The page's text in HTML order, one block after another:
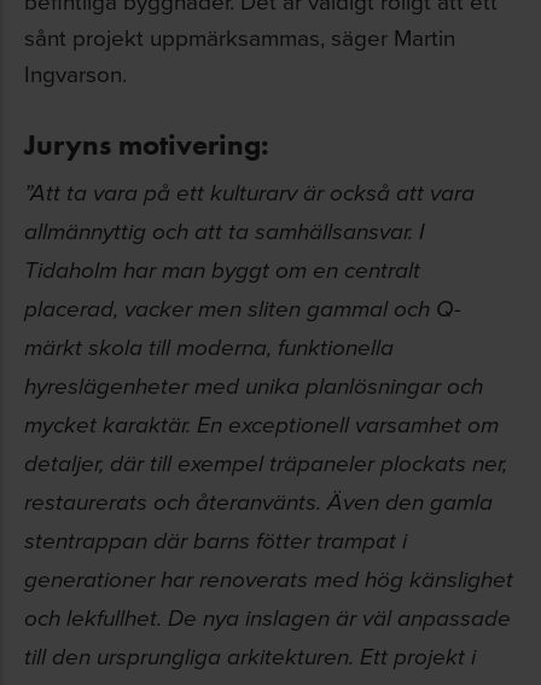
sånt projekt uppmärksammas, säger Martin
Ingvarson.
Juryns motivering:
”Att ta vara på ett kulturarv är också att vara
allmännyttig och att ta samhällsansvar. I
Tidaholm har man byggt om en centralt
placerad, vacker men sliten gammal och Q-
märkt skola till moderna, funktionella
hyreslägenheter med unika planlösningar och
mycket karaktär. En exceptionell varsamhet om
detaljer, där till exempel träpaneler plockats ner,
restaurerats och återanvänts. Även den gamla
stentrappan där barns fötter trampat i
generationer har renoverats med hög känslighet
och lekfullhet. De nya inslagen är väl anpassade
till den ursprungliga arkitekturen. Ett projekt i